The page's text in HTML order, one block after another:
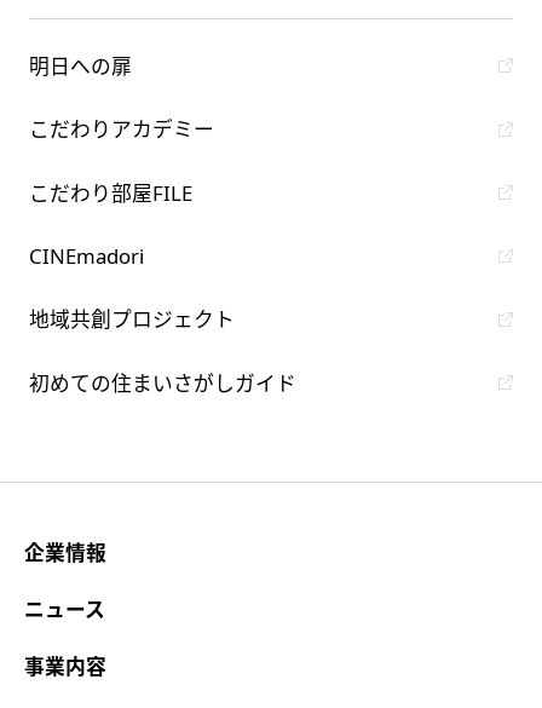
明日への扉
こだわりアカデミー
こだわり部屋FILE
CINEmadori
地域共創プロジェクト
初めての住まいさがしガイド
企業情報
ニュース
事業内容